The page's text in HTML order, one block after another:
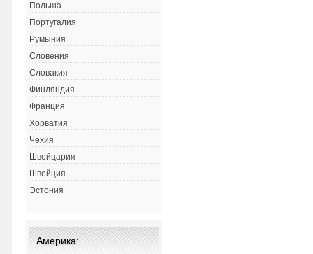
Польша
Португалия
Румыния
Словения
Словакия
Финляндия
Франция
Хорватия
Чехия
Швейцария
Швейция
Эстония
Америка: